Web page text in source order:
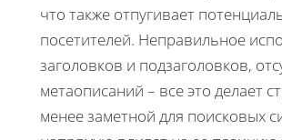
что также отпугивает
посетителей. Неправильное
заголовков и подзаголовков,
метаописаний – все это делает
менее заметной для поисковых